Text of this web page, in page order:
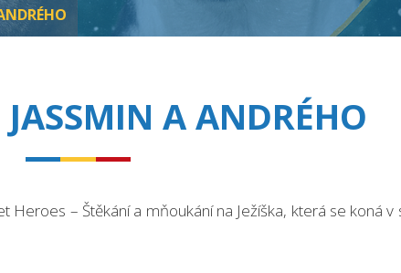
JASSMIN A ANDRÉHO
Heroes – Štěkání a mňoukání na Ježíška, která se koná